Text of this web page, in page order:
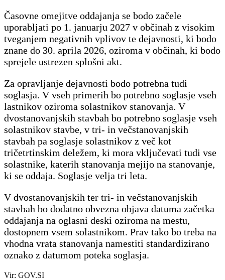
Časovne omejitve oddajanja se bodo začele
uporabljati po 1. januarju 2027 v občinah z visokim
tveganjem negativnih vplivov te dejavnosti, ki bodo
znane do 30. aprila 2026, oziroma v občinah, ki bodo
sprejele ustrezen splošni akt.
Za opravljanje dejavnosti bodo potrebna tudi
soglasja. V vseh primerih bo potrebno soglasje vseh
lastnikov oziroma solastnikov stanovanja. V
dvostanovanjskih stavbah bo potrebno soglasje vseh
solastnikov stavbe, v tri- in večstanovanjskih
stavbah pa soglasje solastnikov z več kot
tričetrtinskim deležem, ki mora vključevati tudi vse
solastnike, katerih stanovanja mejijo na stanovanje,
ki se oddaja. Soglasje velja tri leta.
V dvostanovanjskih ter tri- in večstanovanjskih
stavbah bo dodatno obvezna objava datuma začetka
oddajanja na oglasni deski oziroma na mestu,
dostopnem vsem solastnikom. Prav tako bo treba na
vhodna vrata stanovanja namestiti standardizirano
oznako z datumom poteka soglasja.
Vir: GOV.SI